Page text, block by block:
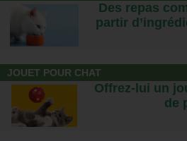
Des repas
partir
JOUET POUR CHAT
Offrez-lui un
de